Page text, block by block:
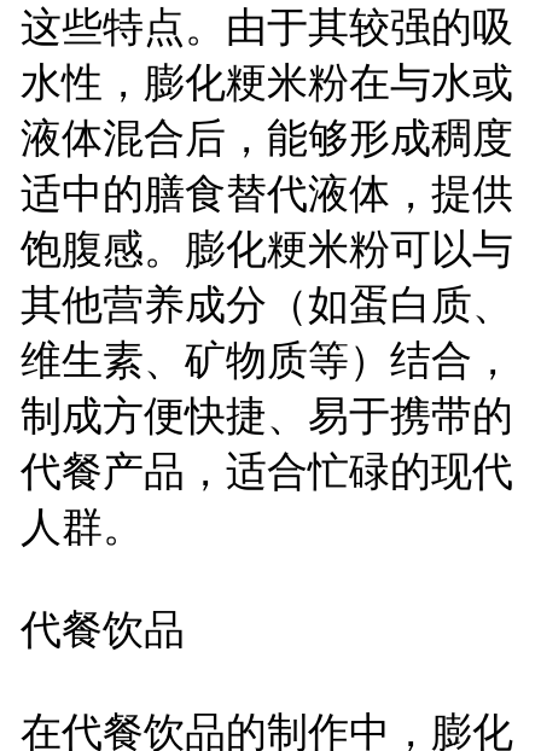
这些特点。由于其较强的吸
水性，膨化粳米粉在与水或
液体混合后，能够形成稠度
适中的膳食替代液体，提供
饱腹感。膨化粳米粉可以与
其他营养成分（如蛋白质、
维生素、矿物质等）结合，
制成方便快捷、易于携带的
代餐产品，适合忙碌的现代
人群。
代餐饮品
在代餐饮品的制作中，膨化